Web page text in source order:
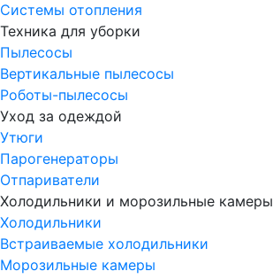
Системы отопления
Техника для уборки
Пылесосы
Вертикальные пылесосы
Роботы-пылесосы
Уход за одеждой
Утюги
Парогенераторы
Отпариватели
Холодильники и морозильные камеры
Холодильники
Встраиваемые холодильники
Морозильные камеры